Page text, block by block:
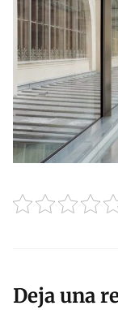
Deja una